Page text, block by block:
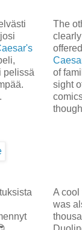
pelissä
The
clearly
of
sight
A cool
was